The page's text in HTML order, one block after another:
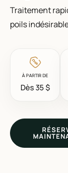
Traitement
poils
À PARTIR DE
Dès 35 $